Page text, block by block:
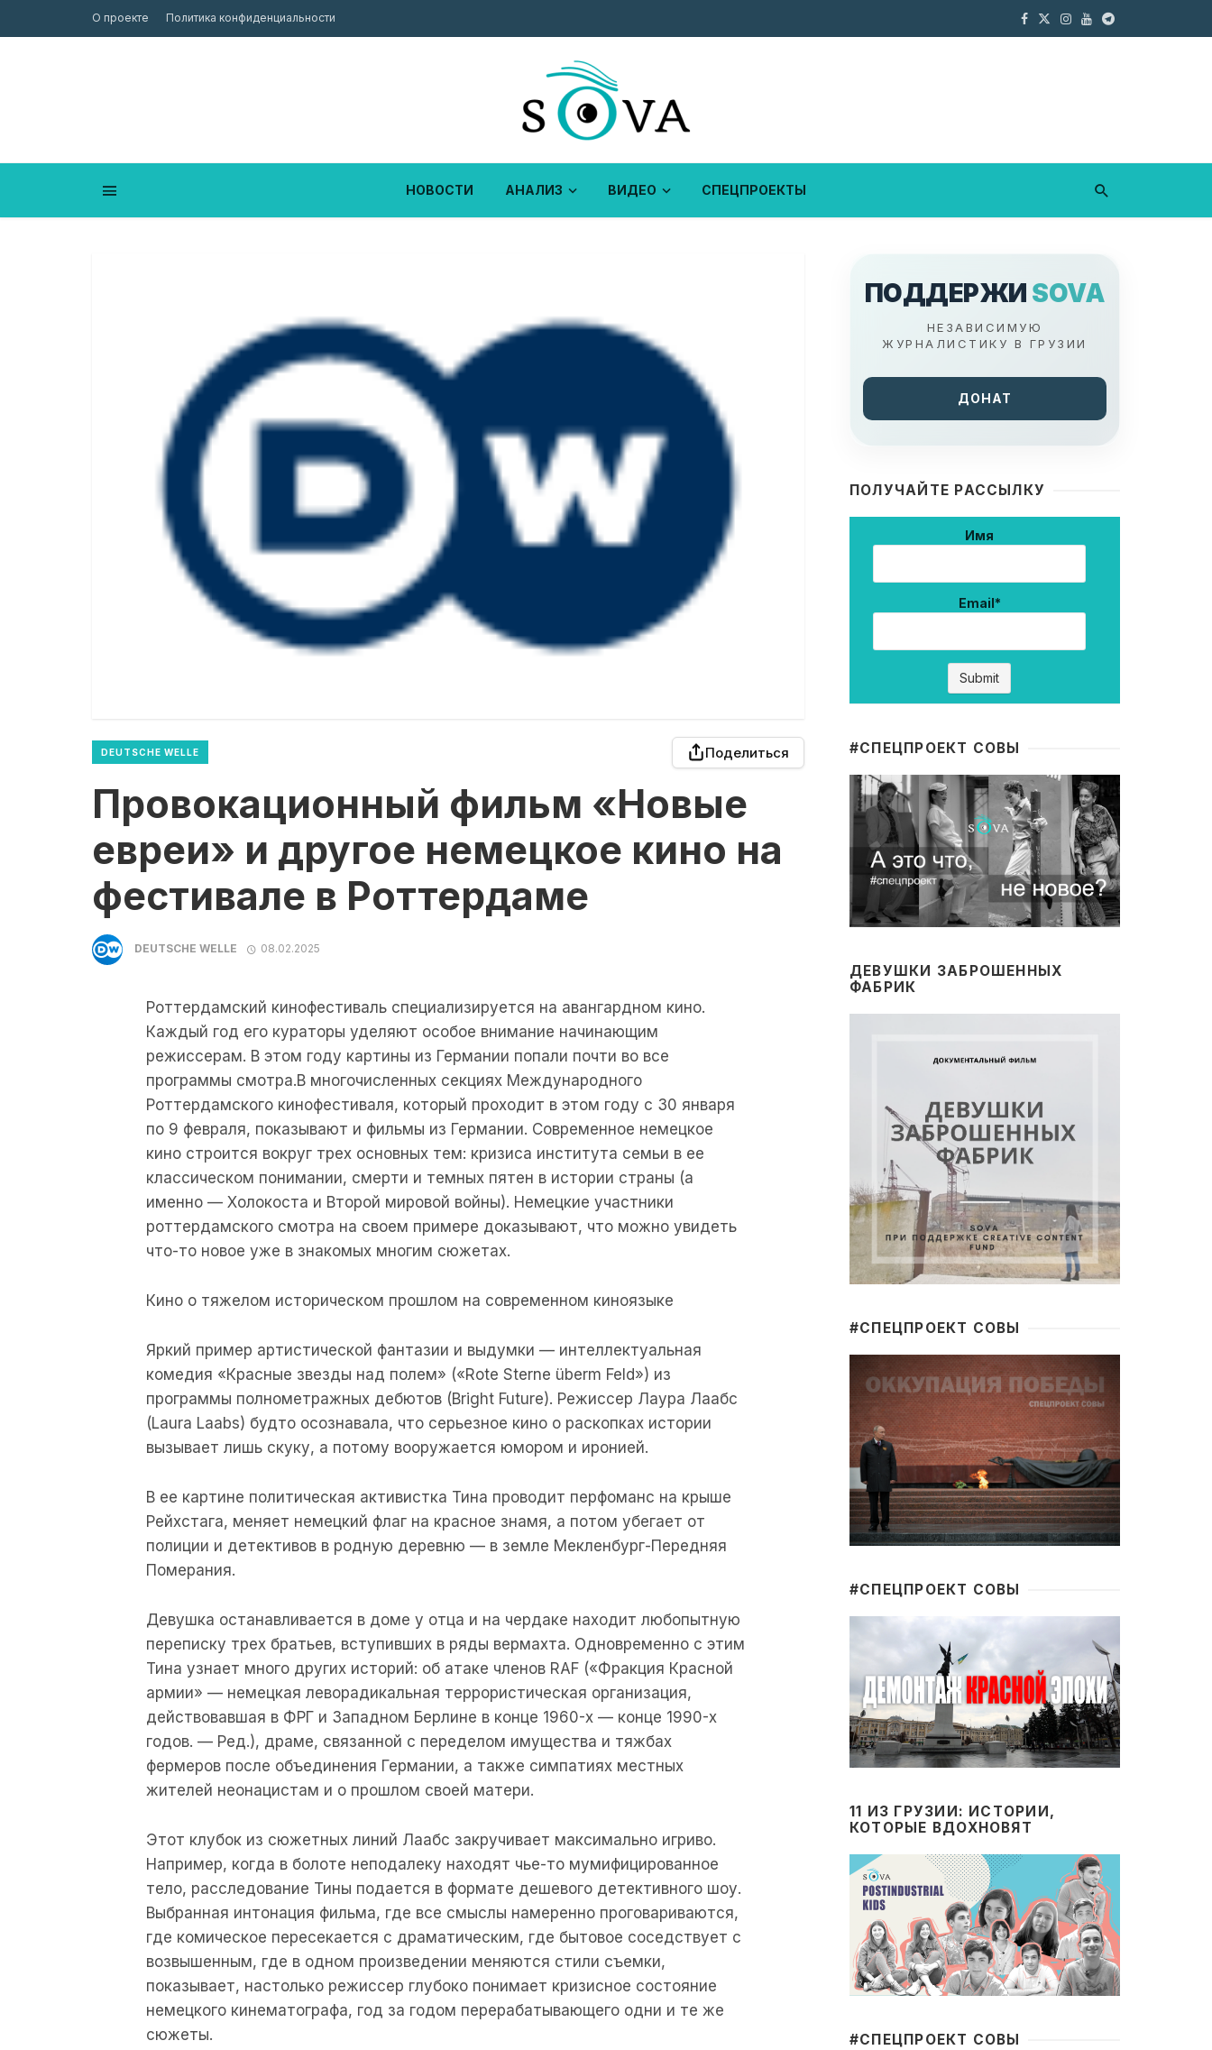
О проекте Политика конфиденциальности
НОВОСТИ АНАЛИЗ ВИДЕО СПЕЦПРОЕКТЫ
DEUTSCHE WELLE Поделиться
Провокационный фильм «Новые
евреи» и другое немецкое кино на
фестивале в Роттердаме
DEUTSCHE WELLE 08.02.2025
Роттердамский кинофестиваль специализируется на авангардном кино.
Каждый год его кураторы уделяют особое внимание начинающим
режиссерам. В этом году картины из Германии попали почти во все
программы смотра.В многочисленных секциях Международного
Роттердамского кинофестиваля, который проходит в этом году с 30 января
по 9 февраля, показывают и фильмы из Германии. Современное немецкое
кино строится вокруг трех основных тем: кризиса института семьи в ее
классическом понимании, смерти и темных пятен в истории страны (а
именно — Холокоста и Второй мировой войны). Немецкие участники
роттердамского смотра на своем примере доказывают, что можно увидеть
что-то новое уже в знакомых многим сюжетах.
Кино о тяжелом историческом прошлом на современном киноязыке
Яркий пример артистической фантазии и выдумки — интеллектуальная
комедия «Красные звезды над полем» («Rote Sterne überm Feld») из
программы полнометражных дебютов (Bright Future). Режиссер Лаура Лаабс
(Laura Laabs) будто осознавала, что серьезное кино о раскопках истории
вызывает лишь скуку, а потому вооружается юмором и иронией.
В ее картине политическая активистка Тина проводит перфоманс на крыше
Рейхстага, меняет немецкий флаг на красное знамя, а потом убегает от
полиции и детективов в родную деревню — в земле Мекленбург-Передняя
Померания.
Девушка останавливается в доме у отца и на чердаке находит любопытную
переписку трех братьев, вступивших в ряды вермахта. Одновременно с этим
Тина узнает много других историй: об атаке членов RAF («Фракция Красной
армии» — немецкая леворадикальная террористическая организация,
действовавшая в ФРГ и Западном Берлине в конце 1960-х — конце 1990-х
годов. — Ред.), драме, связанной с переделом имущества и тяжбах
фермеров после объединения Германии, а также симпатиях местных
жителей неонацистам и о прошлом своей матери.
Этот клубок из сюжетных линий Лаабс закручивает максимально игриво.
Например, когда в болоте неподалеку находят чье-то мумифицированное
тело, расследование Тины подается в формате дешевого детективного шоу.
Выбранная интонация фильма, где все смыслы намеренно проговариваются,
где комическое пересекается с драматическим, где бытовое соседствует с
возвышенным, где в одном произведении меняются стили съемки,
показывает, настолько режиссер глубоко понимает кризисное состояние
немецкого кинематографа, год за годом перерабатывающего одни и те же
сюжеты.
ПОДДЕРЖИ SOVA
НЕЗАВИСИМУЮ
ЖУРНАЛИСТИКУ В ГРУЗИИ
ДОНАТ
ПОЛУЧАЙТЕ РАССЫЛКУ
Имя
Email*
#CПЕЦПРОЕКТ СОВЫ
ДЕВУШКИ ЗАБРОШЕННЫХ
ФАБРИК
#CПЕЦПРОЕКТ СОВЫ
#CПЕЦПРОЕКТ СОВЫ
11 ИЗ ГРУЗИИ: ИСТОРИИ,
КОТОРЫЕ ВДОХНОВЯТ
#CПЕЦПРОЕКТ СОВЫ